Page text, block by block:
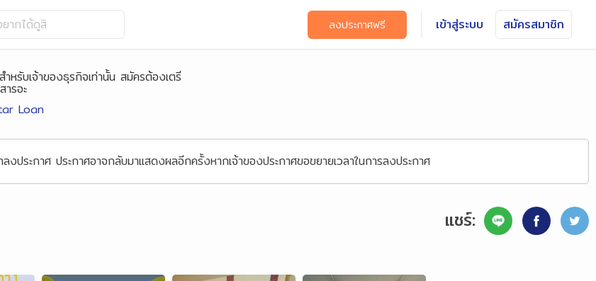
ากได้ดูสิ ลงประกาศฟรี เข้าสู่ระบบ สมัครสมาชิก
ำหรับเจ้าของธุรกิจเท่านั้น สมัครต้องเตรี
ารอะ
Loan
งประกาศ ประกาศอาจกลับมาแสดงผลอีกครั้งหากเจ้าของประกาศขอขยายเวลาในการลงประกาศ
แชร์: